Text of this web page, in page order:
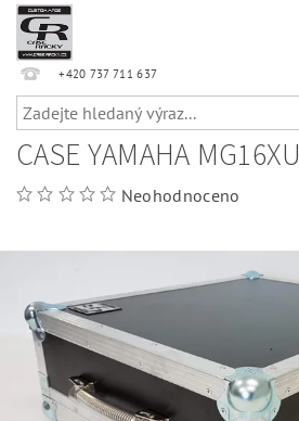
+420 737 711 637
CASE YAMAHA MG16XU
Neohodnoceno